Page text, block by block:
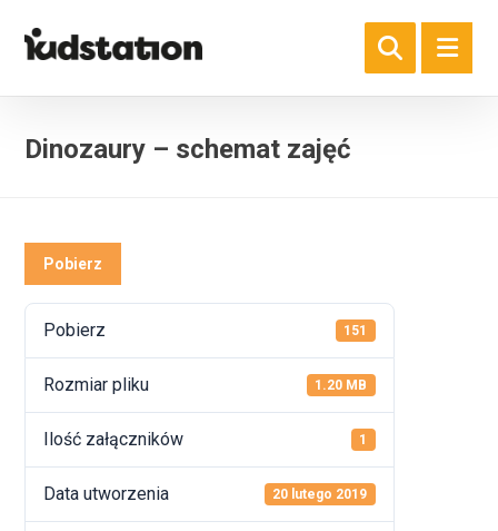
Dinozaury – schemat zajęć
Pobierz
Pobierz 151
Rozmiar pliku 1.20 MB
Ilość załączników 1
Data utworzenia 20 lutego 2019